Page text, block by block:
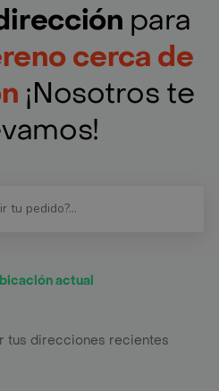
para
cerca de
¡Nosotros te
actual
tus direcciones recientes